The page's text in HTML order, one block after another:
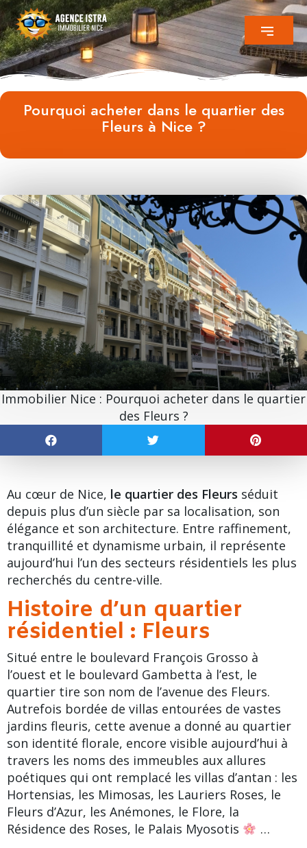
Pourquoi acheter dans le quartier des
Fleurs à Nice ?
Immobilier Nice : Pourquoi acheter dans le quartier
des Fleurs ?
Au cœur de Nice, le quartier des Fleurs séduit
depuis plus d’un siècle par sa localisation, son
élégance et son architecture. Entre raffinement,
tranquillité et dynamisme urbain, il représente
aujourd’hui l’un des secteurs résidentiels les plus
recherchés du centre-ville.
Histoire d’un quartier
résidentiel : Fleurs
Situé entre le boulevard François Grosso à
l’ouest et le boulevard Gambetta à l’est, le
quartier tire son nom de l’avenue des Fleurs.
Autrefois bordée de villas entourées de vastes
jardins fleuris, cette avenue a donné au quartier
son identité florale, encore visible aujourd’hui à
travers les noms des immeubles aux allures
poétiques qui ont remplacé les villas d’antan : les
Hortensias, les Mimosas, les Lauriers Roses, le
Fleurs d’Azur, les Anémones, le Flore, la
Résidence des Roses, le Palais Myosotis
…